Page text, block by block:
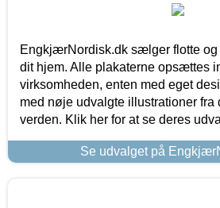
EngkjærNordisk.dk sælger flotte og
dit hjem. Alle plakaterne opsættes
virksomheden, enten med eget
med nøje udvalgte illustrationer fra
verden. Klik her for at se deres
Se udvalget på